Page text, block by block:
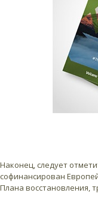
Наконец, следует
софинансирован
Плана восстановления,